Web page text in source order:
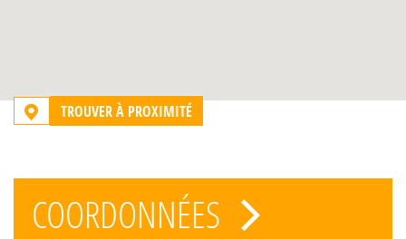
TROUVER À PROXIMITÉ
COORDONNÉES